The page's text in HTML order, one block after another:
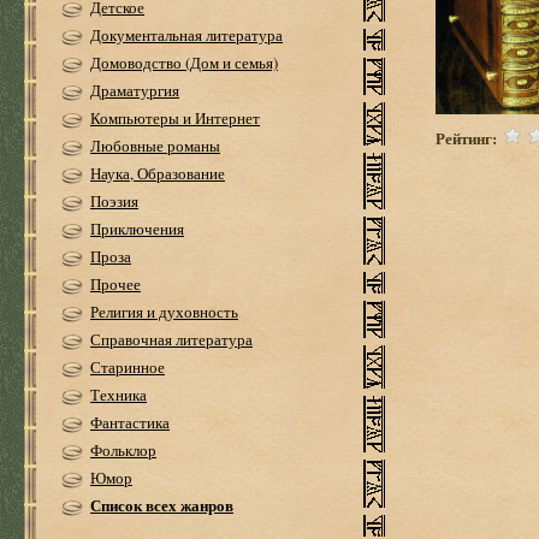
Детское
Документальная литература
Домоводство (Дом и семья)
Драматургия
Компьютеры и Интернет
Любовные романы
Наука, Образование
Поэзия
Приключения
Проза
Прочее
Религия и духовность
Справочная литература
Старинное
Техника
Фантастика
Фольклор
Юмор
Список всех жанров
Рейтинг: